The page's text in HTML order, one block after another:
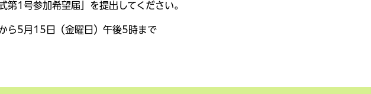
1号参加希望届」を提出してください。
ら5月15日（金曜日）午後5時まで